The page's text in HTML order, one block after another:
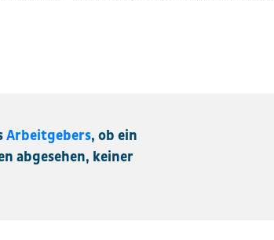
Arbeitgebers, ob ein
abgesehen, keiner